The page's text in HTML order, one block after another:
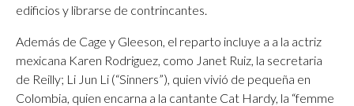
edificios y librarse de contrincantes.
Además de Cage y Gleeson, el reparto incluye a a la actriz
mexicana Karen Rodriguez, como Janet Ruiz, la secretaria
de Reilly; Li Jun Li (“Sinners”), quien vivió de pequeña en
Colombia, quien encarna a la cantante Cat Hardy, la “femme